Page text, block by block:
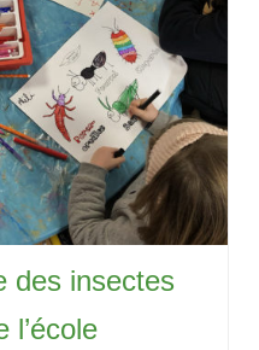
des insectes
l’école